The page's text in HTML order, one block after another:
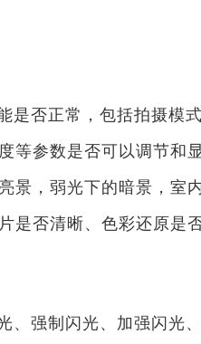
是否正常，包括拍摄模
等参数是否可以调节和
景，弱光下的暗景，室
是否清晰、色彩还原是
、强制闪光、加强闪光